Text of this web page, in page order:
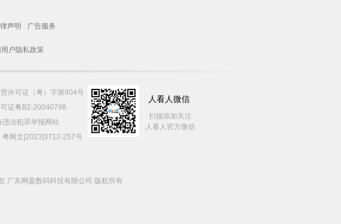
声明
广告服务
户隐私政策
许可证（粤）字第904号
证粤B2-20040798
违法犯罪举报网站
粤网文[2023]3712-257号
人看人微信
扫描添加关注
人看人官方微信
广东网盈数码科技有限公司 版权所有